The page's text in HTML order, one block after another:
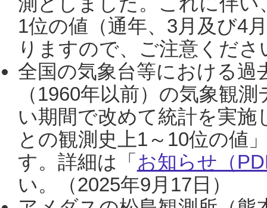
1位の値（通年、3月及び4
りますので、ご注意くだ
全国の気象台等における過
（1960年以前）の気象観
い期間で改めて統計を実
との観測史上1～10位の値
す。詳細は「 お知らせ（
い。（2025年9月17日）